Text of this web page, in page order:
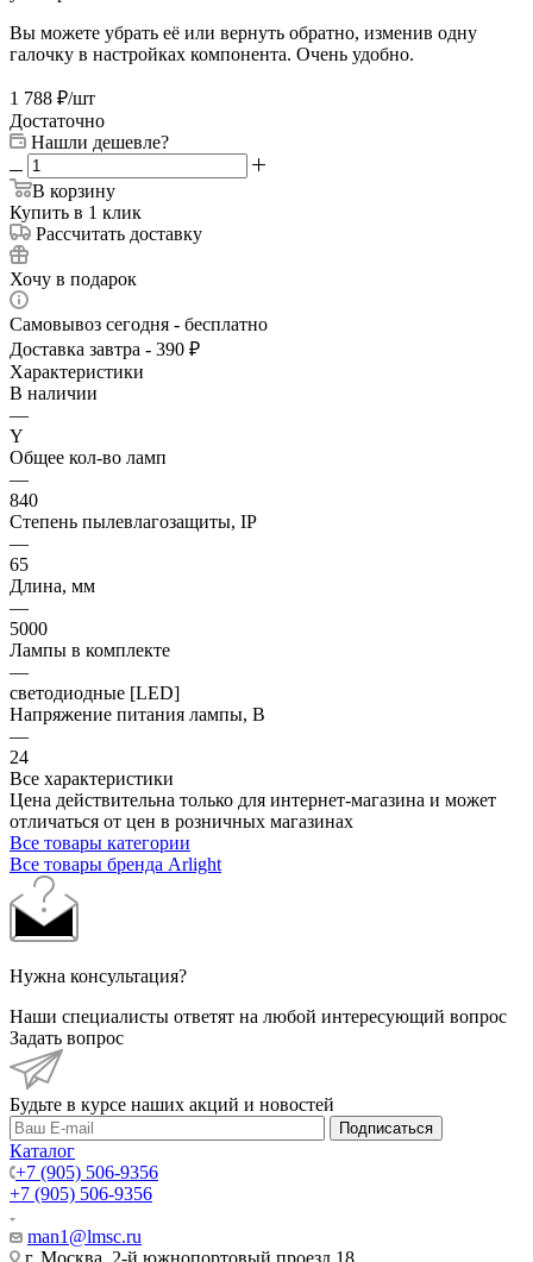
Вы можете убрать её или вернуть обратно, изменив одну
галочку в настройках компонента. Очень удобно.
1 788 ₽/шт
Достаточно
Нашли дешевле?
В корзину
Купить в 1 клик
Рассчитать доставку
Хочу в подарок
Самовывоз сегодня - бесплатно
Доставка завтра - 390 ₽
Характеристики
В наличии
—
Y
Общее кол-во ламп
—
840
Степень пылевлагозащиты, IP
—
65
Длина, мм
—
5000
Лампы в комплекте
—
светодиодные [LED]
Напряжение питания лампы, В
—
24
Все характеристики
Цена действительна только для интернет-магазина и может
отличаться от цен в розничных магазинах
Все товары категории
Все товары бренда Arlight
Нужна консультация?
Наши специалисты ответят на любой интересующий вопрос
Задать вопрос
Будьте в курсе наших акций и новостей
Подписаться
Каталог
+7 (905) 506-9356
+7 (905) 506-9356
man1@lmsc.ru
г. Москва, 2-й южнопортовый проезд 18